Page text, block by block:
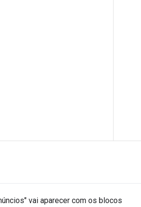
vai aparecer com os blocos